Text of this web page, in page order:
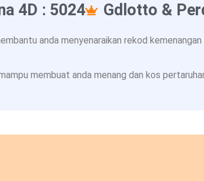
4D : 5024
Gdlotto &
anda menyenaraikan rekod
membuat anda menang dan kos